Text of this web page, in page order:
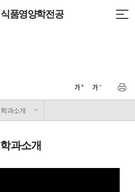
식품영양학전공
학과소개
학과소개